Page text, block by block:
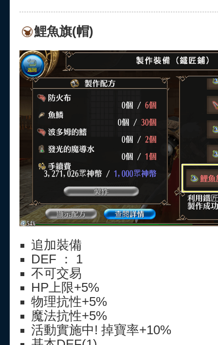
鯉魚旗(帽)
追加裝備
DEF ： 1
不可交易
HP上限+5%
物理抗性+5%
魔法抗性+5%
活動實施中! 掉寶率+10%